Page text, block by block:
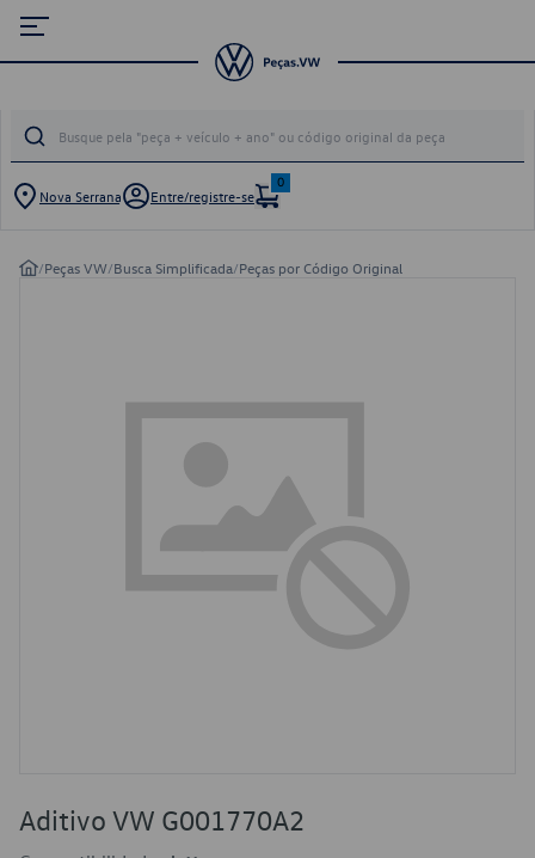
Nova Serrana Entre/registre-se
0
/Peças VW/Busca Simplificada/Peças por Código Original
Aditivo VW G001770A2